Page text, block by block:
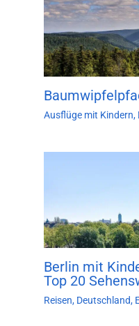
Ausflüge mit Kindern,
Berlin mit
Top 20
Reisen, Deutschland,